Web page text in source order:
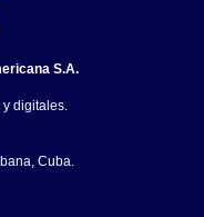
S.A.
digitales.
Cuba.